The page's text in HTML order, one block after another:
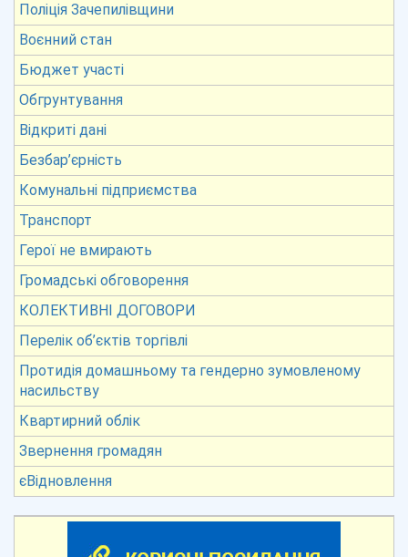
Поліція Зачепилівщини
Воєнний стан
Бюджет участі
Обгрунтування
Відкриті дані
Безбар’єрність
Комунальні підприємства
Транспорт
Герої не вмирають
Громадські обговорення
КОЛЕКТИВНІ ДОГОВОРИ
Перелік об’єктів торгівлі
Протидія домашньому та гендерно зумовленому
насильству
Квартирний облік
Звернення громадян
єВідновлення